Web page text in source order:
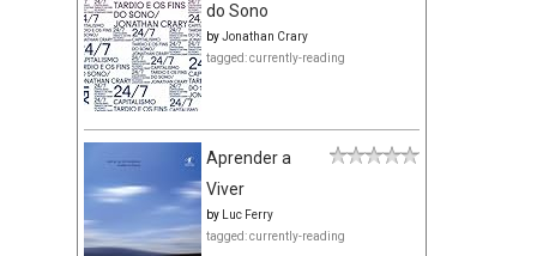
do Sono
byJonathan Crary
tagged: currently-reading
Aprender a
Viver
by
Luc Ferry
tagged: currently-reading